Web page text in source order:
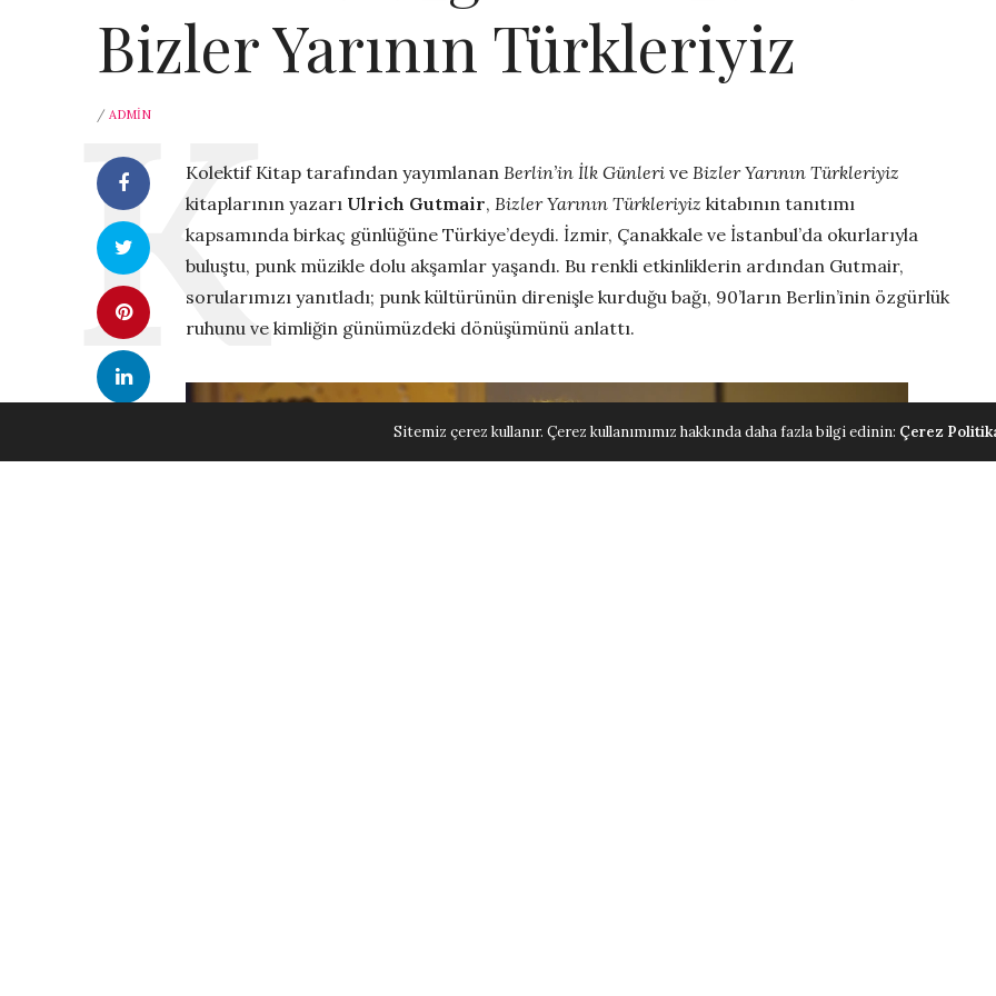
Bizler Yarının Türkleriyiz
/ ADMIN
Kolektif Kitap tarafından yayımlanan Berlin’in İlk Günleri ve Bizler Yarının Türkleriyiz
kitaplarının yazarı Ulrich Gutmair, Bizler Yarının Türkleriyiz kitabının tanıtımı
kapsamında birkaç günlüğüne Türkiye’deydi. İzmir, Çanakkale ve İstanbul’da okurlarıyla
buluştu, punk müzikle dolu akşamlar yaşandı. Bu renkli etkinliklerin ardından Gutmair,
sorularımızı yanıtladı; punk kültürünün direnişle kurduğu bağı, 90’ların Berlin’inin özgürlük
ruhunu ve kimliğin günümüzdeki dönüşümünü anlattı.
Sitemiz çerez kullanır. Çerez kullanımımız hakkında daha fazla bilgi edinin: Çerez